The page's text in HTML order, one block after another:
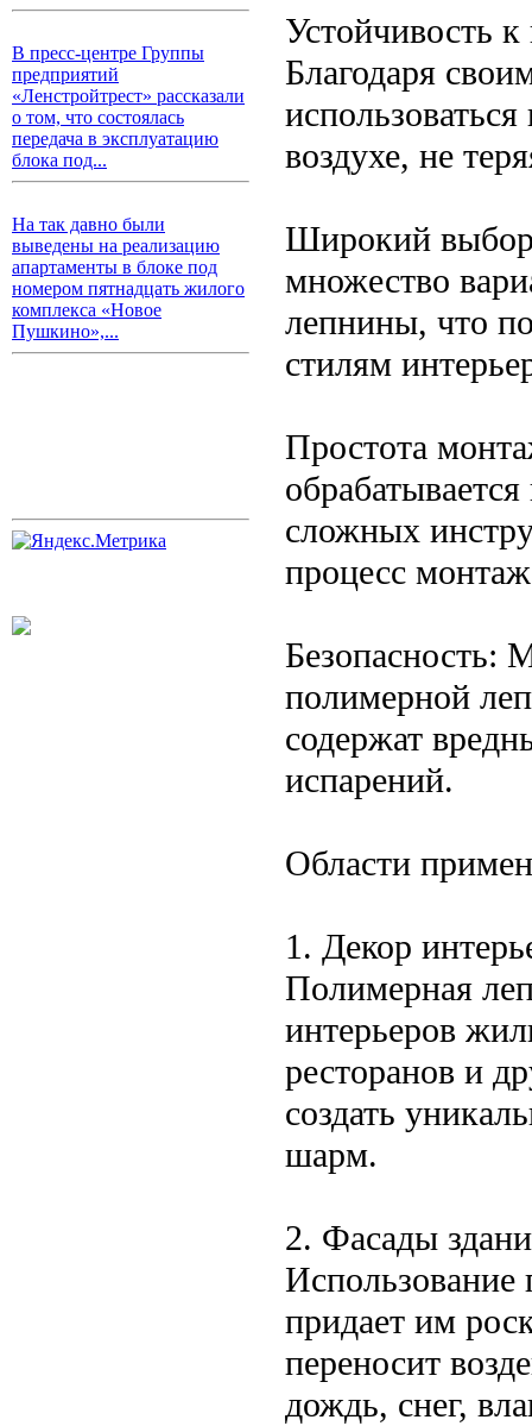
В пресс-центре Группы
предприятий
«Ленстройтрест» рассказали
о том, что состоялась
передача в эксплуатацию
блока под...
На так давно были
выведены на реализацию
апартаменты в блоке под
номером пятнадцать жилого
комплекса «Новое
Пушкино»,...
Устойчивость
Благодаря
воздухе, не
Широкий выбор
множество
лепнины, что
стилям
Простота
сложных
процесс
Безопасность:
полимерной
содержат
испарений.
Области
1. Декор
Полимерная
интерьеров
ресторанов и
создать
шарм.
2. Фасады
Использование
придает им
переносит
дождь, снег,